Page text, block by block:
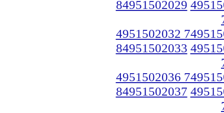
84951502029
4951502032
84951502033
4951502036
84951502037